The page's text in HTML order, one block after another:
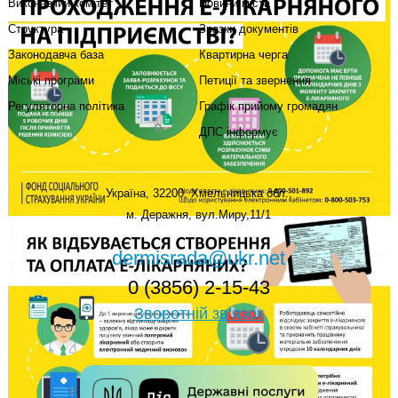
Виконавчий комітет
Структура
Законодавча база
Міські програми
Регуляторна політика
Новини міста
Зразки документів
Квартирна черга
Петиції та звернення
Графік прийому громадян
ДПС інформує
Україна, 32200, Хмельницька обл.,
м. Деражня, вул.Миру,11/1
dermisrada@ukr.net
0 (3856) 2-15-43
Зворотній зв’язок